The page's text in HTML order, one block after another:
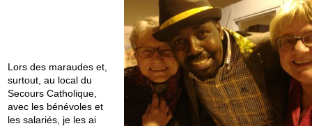
Lors des maraudes et,
surtout, au local du
Secours Catholique,
avec les bénévoles et
les salariés, je les ai